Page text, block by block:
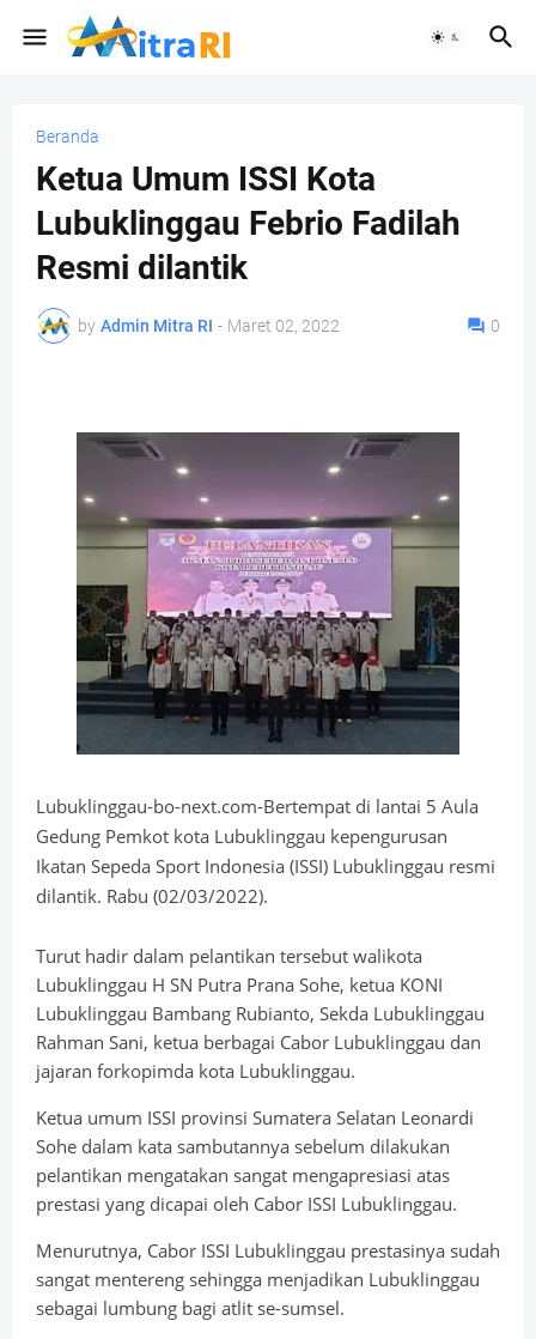
Beranda
Ketua Umum ISSI Kota
Lubuklinggau Febrio Fadilah
Resmi dilantik
by Admin Mitra RI - Maret 02, 2022 0
Lubuklinggau-bo-next.com-Bertempat di lantai 5 Aula
Gedung Pemkot kota Lubuklinggau kepengurusan
Ikatan Sepeda Sport Indonesia (ISSI) Lubuklinggau resmi
dilantik. Rabu (02/03/2022).
Turut hadir dalam pelantikan tersebut walikota
Lubuklinggau H SN Putra Prana Sohe, ketua KONI
Lubuklinggau Bambang Rubianto, Sekda Lubuklinggau
Rahman Sani, ketua berbagai Cabor Lubuklinggau dan
jajaran forkopimda kota Lubuklinggau.
Ketua umum ISSI provinsi Sumatera Selatan Leonardi
Sohe dalam kata sambutannya sebelum dilakukan
pelantikan mengatakan sangat mengapresiasi atas
prestasi yang dicapai oleh Cabor ISSI Lubuklinggau.
Menurutnya, Cabor ISSI Lubuklinggau prestasinya sudah
sangat mentereng sehingga menjadikan Lubuklinggau
sebagai lumbung bagi atlit se-sumsel.